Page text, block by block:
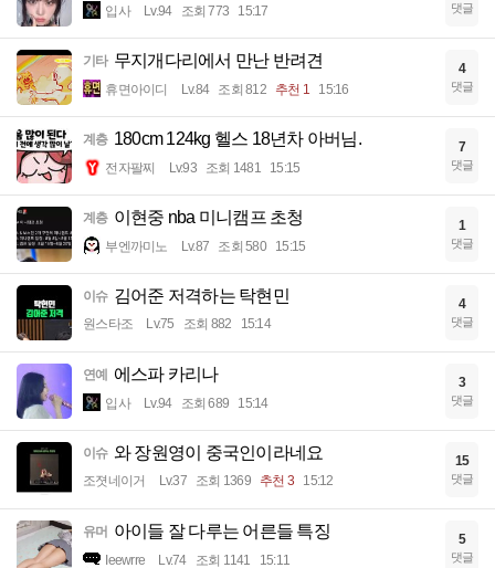
입사 Lv.94 조회 773 15:17 댓글
기타 무지개다리에서 만난 반려견
휴면아이디 Lv.84 조회 812 추천 1 15:16
4
댓글
계층 180cm 124kg 헬스 18년차 아버님.
전자팔찌 Lv.93 조회 1481 15:15
7
댓글
계층 이현중 nba 미니캠프 초청
부엔까미노 Lv.87 조회 580 15:15
1
댓글
이슈 김어준 저격하는 탁현민
원스타조 Lv.75 조회 882 15:14
4
댓글
연예 에스파 카리나
입사 Lv.94 조회 689 15:14
3
댓글
이슈 와 장원영이 중국인이라네요
조졋네이거 Lv.37 조회 1369 추천 3 15:12
15
댓글
유머 아이들 잘 다루는 어른들 특징
Ieewrre Lv.74 조회 1141 15:11
5
댓글